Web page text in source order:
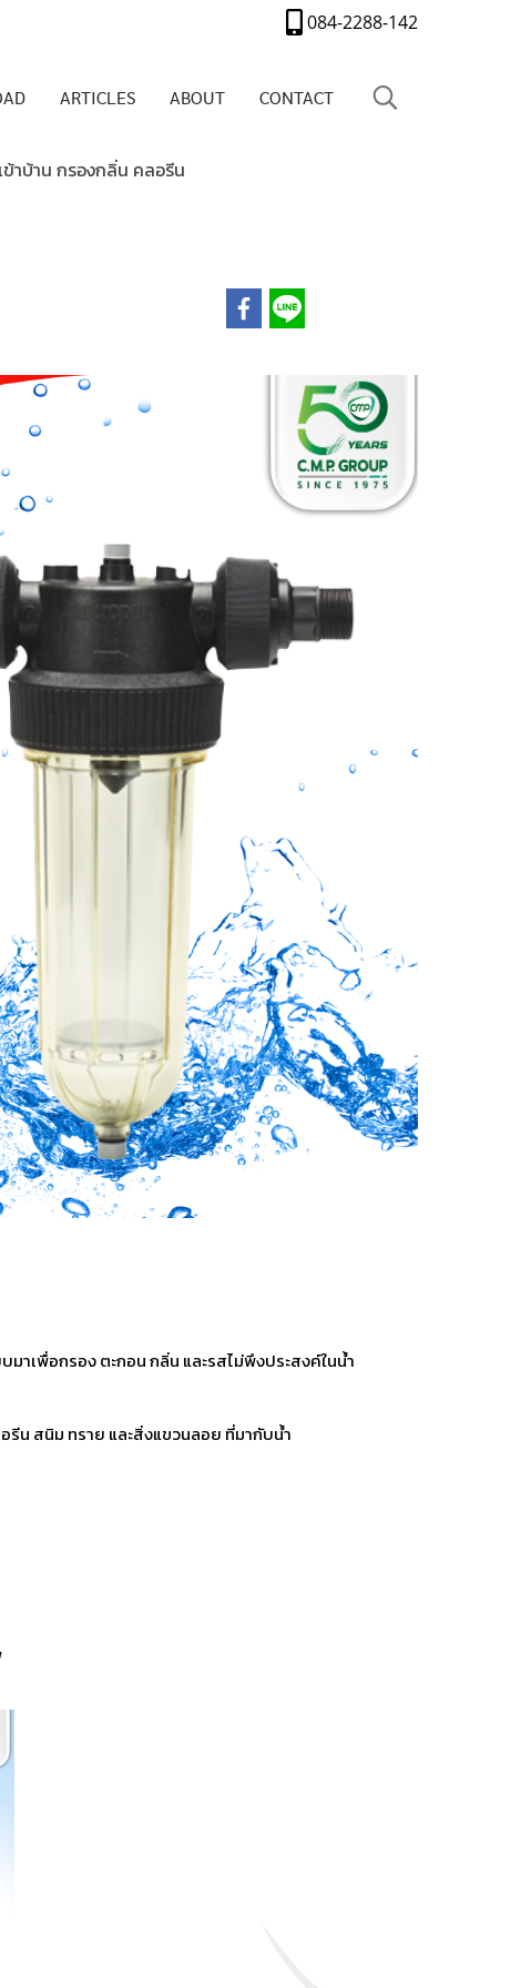
084-2288-142
ARTICLES ABOUT CONTACT
ข้าบ้าน กรองกลิ่น คลอรีน
มาเพื่อกรอง ตะกอน กลิ่น และรสไม่พึงประสงค์ในน้ำ
น สนิม ทราย และสิ่งแขวนลอย ที่มากับน้ำ